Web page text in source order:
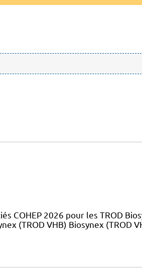
COHEP 2026 pour les TROD
(TROD VHB) Biosynex (TROD